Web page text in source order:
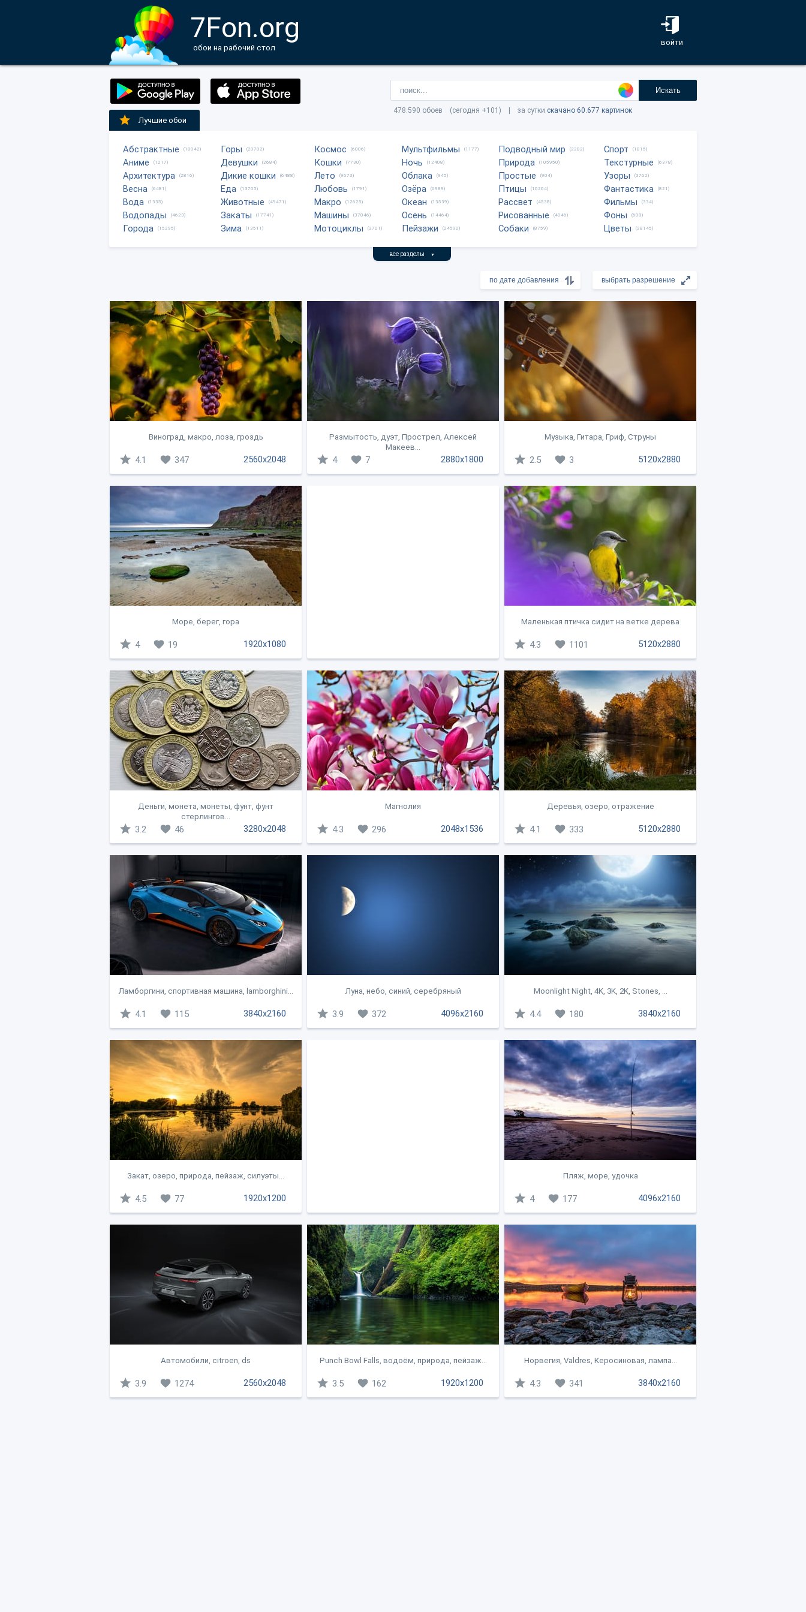
7Fon.org
обои на рабочий стол
войти
Искать
478.590 обоев (сегодня +101) | за сутки скачано 60.677 картинок
Лучшие обои
Абстрактные (18042)
Аниме (1217)
Архитектура (2816)
Весна (6481)
Вода (1335)
Водопады (4623)
Города (15295)
Горы (20702)
Девушки (2684)
Дикие кошки (6488)
Еда (13705)
Животные (49471)
Закаты (17741)
Зима (13511)
Космос (6006)
Кошки (7730)
Лето (9673)
Любовь (1791)
Макро (12625)
Машины (37846)
Мотоциклы (3701)
Мультфильмы (1177)
Ночь (12408)
Облака (945)
Озёра (6989)
Океан (13539)
Осень (14464)
Пейзажи (24590)
Подводный мир (2282)
Природа (105950)
Простые (904)
Птицы (10204)
Рассвет (4538)
Рисованные (4046)
Собаки (8759)
Спорт (1815)
Текстурные (6378)
Узоры (3762)
Фантастика (821)
Фильмы (334)
Фоны (608)
Цветы (28145)
все разделы ▼
Виноград, макро, лоза, гроздь
2560x2048
4.1 347
Размытость, дуэт, Прострел, Алексей
Макеев...
2880x1800
4 7
Музыка, Гитара, Гриф, Струны
5120x2880
2.5 3
Море, берег, гора
1920x1080
4 19
Маленькая птичка сидит на ветке дерева
5120x2880
4.3 1101
Деньги, монета, монеты, фунт, фунт
стерлингов...
3280x2048
3.2 46
Магнолия
2048x1536
4.3 296
Деревья, озеро, отражение
5120x2880
4.1 333
Ламборгини, спортивная машина, lamborghini...
3840x2160
4.1 115
Луна, небо, синий, серебряный
4096x2160
3.9 372
Moonlight Night, 4K, 3K, 2K, Stones, ...
3840x2160
4.4 180
Закат, озеро, природа, пейзаж, силуэты...
1920x1200
4.5 77
Пляж, море, удочка
4096x2160
4 177
Автомобили, citroen, ds
2560x2048
3.9 1274
Punch Bowl Falls, водоём, природа, пейзаж...
1920x1200
3.5 162
Норвегия, Valdres, Керосиновая, лампа...
3840x2160
4.3 341